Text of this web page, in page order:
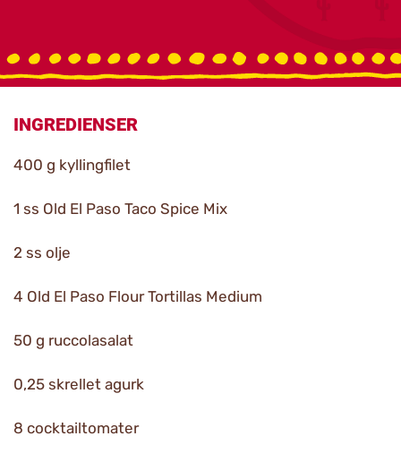
INGREDIENSER
400 g kyllingfilet
1 ss Old El Paso Taco Spice Mix
2 ss olje
4 Old El Paso Flour Tortillas Medium
50 g ruccolasalat
0,25 skrellet agurk
8 cocktailtomater